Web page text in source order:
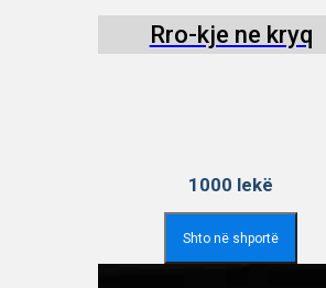
Rro-kje ne kryq
1000 lekë
Shto në shportë